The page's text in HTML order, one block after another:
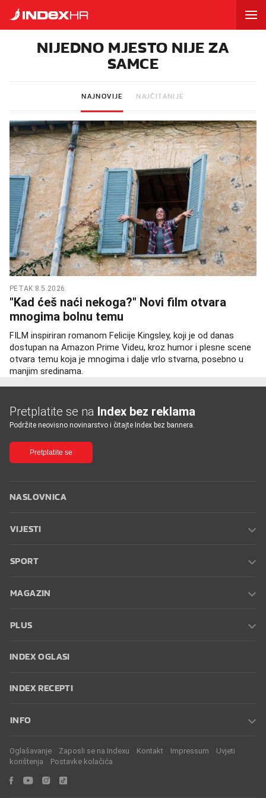
NIJEDNO MJESTO NIJE ZA
SAMCE
NAJNOVIJE NAJČITANIJE
PETAK 8.5.2026.
"Kad ćeš naći nekoga?" Novi film otvara
mnogima bolnu temu
FILM inspiriran romanom Felicije Kingsley, koji je od danas
dostupan na Amazon Prime Videu, kroz humor i plesne scene
otvara temu koja je mnogima i dalje vrlo stvarna, posebno u
manjim sredinama.
Pretplatite se na Index bez reklama
Podržite neovisno novinarstvo i čitajte Index bez bannera.
Pretplatite se
NASLOVNICA
VIJESTI
SPORT
MAGAZIN
PLUS
INDEX OGLASI
INDEX RECEPTI
INFO
Oglašavanje Zaposli se na Indexu Kontakt Impressum
Uvjeti
korištenja
Postavke kolačića